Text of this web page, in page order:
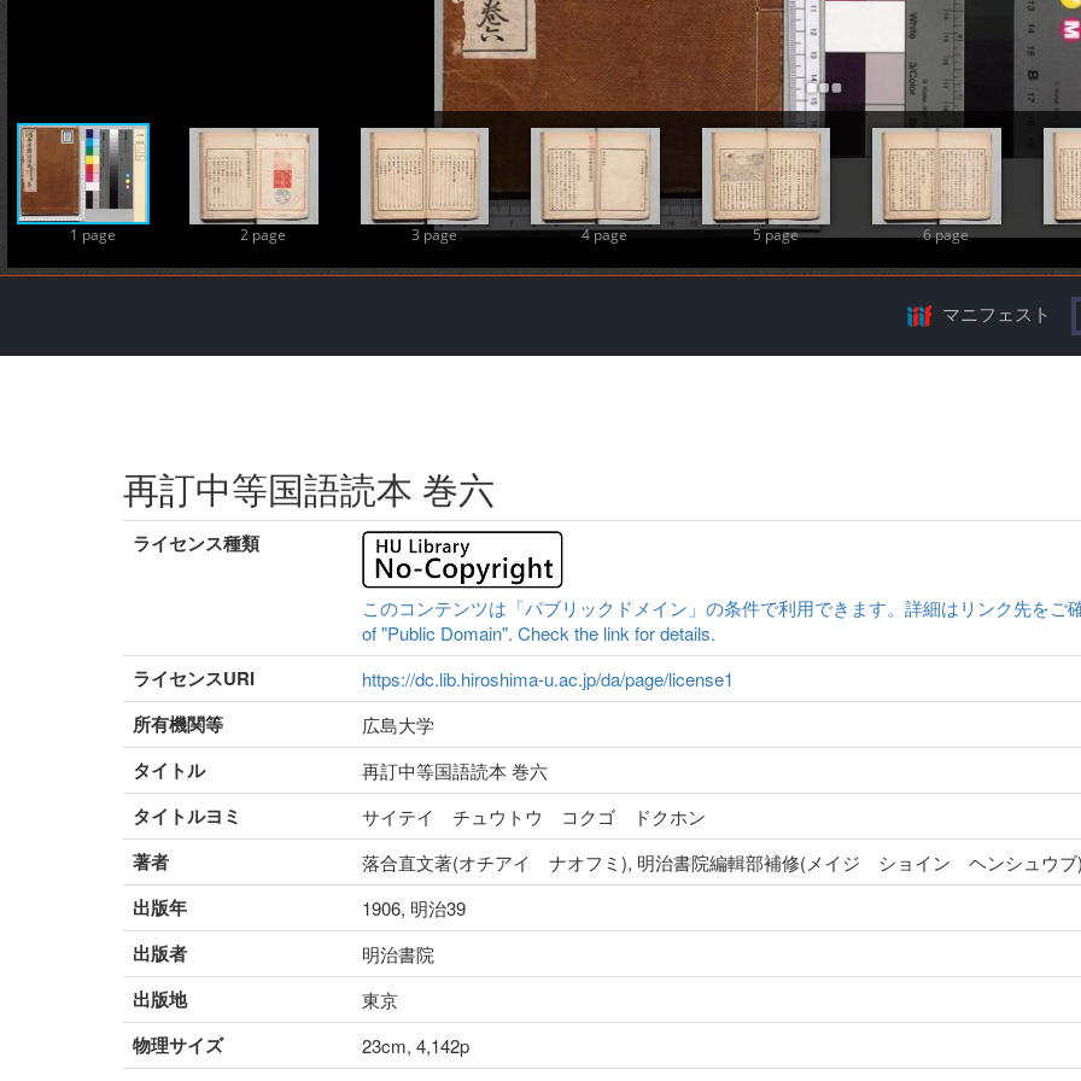
Add Item
1 page 2 page 3 page 4 page 5 page 6 page
マニフェスト
再訂中等国語読本 巻六
ライセンス種類
このコンテンツは「パブリックドメイン」の条件で利用できます。詳細はリンク先をご
of "Public Domain". Check the link for details.
ライセンスURI https://dc.lib.hiroshima-u.ac.jp/da/page/license1
所有機関等 広島大学
タイトル 再訂中等国語読本 巻六
タイトルヨミ サイテイ チュウトウ コクゴ ドクホン
著者 落合直文著(オチアイ ナオフミ), 明治書院編輯部補修(メイジ ショイン ヘンシュウブ)
出版年 1906, 明治39
出版者 明治書院
出版地 東京
物理サイズ 23cm, 4,142p